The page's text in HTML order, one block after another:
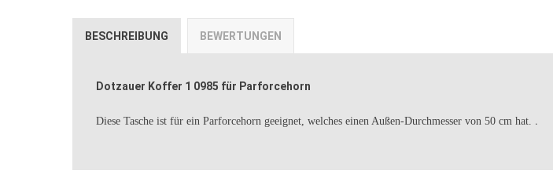
BESCHREIBUNG BEWERTUNGEN
Dotzauer Koffer 1 0985 für Parforcehorn
Diese Tasche ist für ein Parforcehorn geeignet, welches einen Außen-Durchmesser von 50 cm hat. .